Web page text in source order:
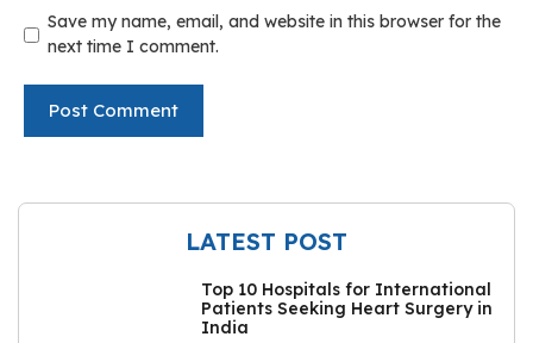
Save my name, email, and website in this browser for the
next time I comment.
LATEST POST
Top 10 Hospitals for International
Patients Seeking Heart Surgery in
India